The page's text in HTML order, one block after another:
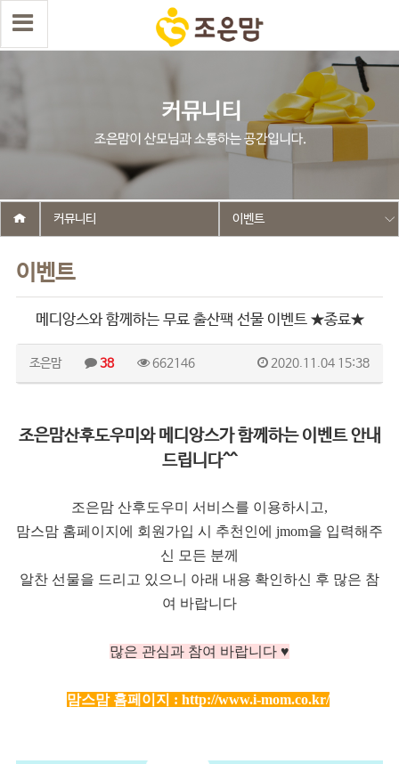
이벤트
커뮤니티 이벤트
메디앙스와 함께하는 무료 출산팩 선물 이벤트 ★종료★
조은맘 38 662146 2020.11.04 15:38
조은맘산후도우미와 메디앙스가 함께하는 이벤트 안내
드립니다^^
조은맘 산후도우미 서비스를 이용하시고,
맘스맘 홈페이지에 회원가입 시 추천인에 jmom을 입력해주
신 모든 분께
알찬 선물을 드리고 있으니 아래 내용 확인하신 후 많은 참
여 바랍니다
많은 관심과 참여 바랍니다 ♥
맘스맘 홈페이지 : http://www.i-mom.co.kr/